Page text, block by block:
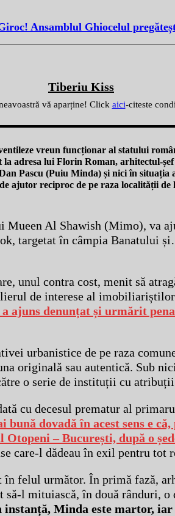
Ansamblul Ghiocelul
Tiberiu Kiss
vă aparține! Click aici-citeste
vreun funcționar al statului
adresa lui Florin Roman, arhitectul-
Pascu (Puiu Minda) și nici în
ajutor reciproc de pe raza localității de
Al Shawish (Mimo), va
targetat în câmpia Banatului
unul contra cost, menit să
de interese al
ajuns denunțat și urmărit
urbanistice de pe raza
originală sau autentică. Sub
o serie de instituții cu
cu decesul prematur al
bună dovadă în acest sens e
– București, după o
care-l dădeau în exil pentru tot
în felul următor. În primă fază,
l mituiască, în două rânduri, o
Minda este martor,